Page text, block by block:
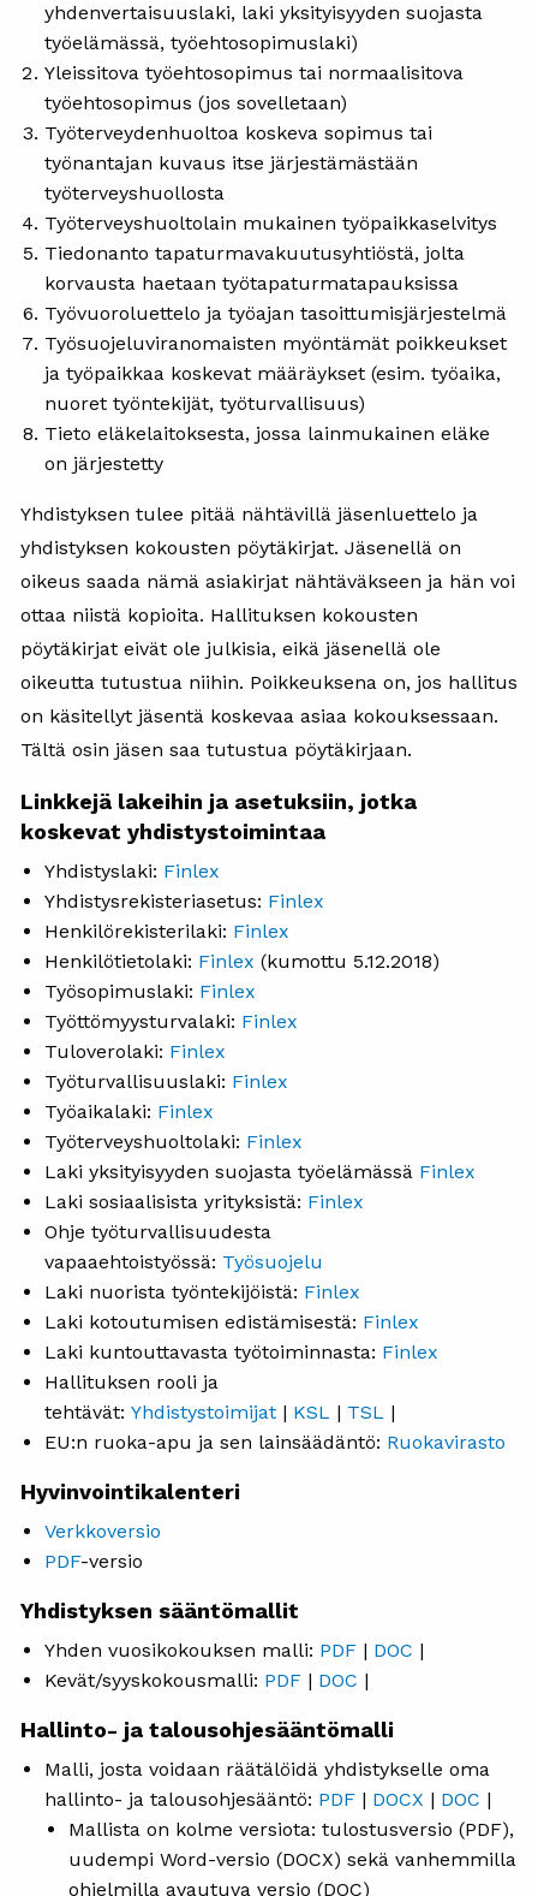
yhdenvertaisuuslaki, laki yksityisyyden suojasta
työelämässä, työehtosopimuslaki)
Yleissitova työehtosopimus tai normaalisitova
työehtosopimus (jos sovelletaan)
Työterveydenhuoltoa koskeva sopimus tai
työnantajan kuvaus itse järjestämästään
työterveyshuollosta
Työterveyshuoltolain mukainen työpaikkaselvitys
Tiedonanto tapaturmavakuutusyhtiöstä, jolta
korvausta haetaan työtapaturmatapauksissa
Työvuoroluettelo ja työajan tasoittumisjärjestelmä
Työsuojeluviranomaisten myöntämät poikkeukset
ja työpaikkaa koskevat määräykset (esim. työaika,
nuoret työntekijät, työturvallisuus)
Tieto eläkelaitoksesta, jossa lainmukainen eläke
on järjestetty
Yhdistyksen tulee pitää nähtävillä jäsenluettelo ja
yhdistyksen kokousten pöytäkirjat. Jäsenellä on
oikeus saada nämä asiakirjat nähtäväkseen ja hän voi
ottaa niistä kopioita. Hallituksen kokousten
pöytäkirjat eivät ole julkisia, eikä jäsenellä ole
oikeutta tutustua niihin. Poikkeuksena on, jos hallitus
on käsitellyt jäsentä koskevaa asiaa kokouksessaan.
Tältä osin jäsen saa tutustua pöytäkirjaan.
Linkkejä lakeihin ja asetuksiin, jotka
koskevat yhdistystoimintaa
Yhdistyslaki: Finlex
Yhdistysrekisteriasetus: Finlex
Henkilörekisterilaki: Finlex
Henkilötietolaki: Finlex (kumottu 5.12.2018)
Työsopimuslaki: Finlex
Työttömyysturvalaki: Finlex
Tuloverolaki: Finlex
Työturvallisuuslaki: Finlex
Työaikalaki: Finlex
Työterveyshuoltolaki: Finlex
Laki yksityisyyden suojasta työelämässä Finlex
Laki sosiaalisista yrityksistä: Finlex
Ohje työturvallisuudesta
vapaaehtoistyössä: Työsuojelu
Laki nuorista työntekijöistä: Finlex
Laki kotoutumisen edistämisestä: Finlex
Laki kuntouttavasta työtoiminnasta: Finlex
Hallituksen rooli ja
tehtävät: Yhdistystoimijat | KSL | TSL |
EU:n ruoka-apu ja sen lainsäädäntö: Ruokavirasto
Hyvinvointikalenteri
Verkkoversio
PDF-versio
Yhdistyksen sääntömallit
Yhden vuosikokouksen malli: PDF | DOC |
Kevät/syyskokousmalli: PDF | DOC |
Hallinto- ja talousohjesääntömalli
Malli, josta voidaan räätälöidä yhdistykselle oma
hallinto- ja talousohjesääntö: PDF | DOCX | DOC |
Mallista on kolme versiota: tulostusversio (PDF),
uudempi Word-versio (DOCX) sekä vanhemmilla
ohjelmilla avautuva versio (DOC)